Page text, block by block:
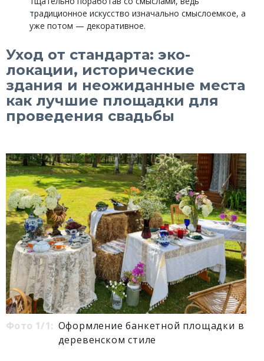
традиционное искусство изначально смыслоемкое, а
уже потом — декоративное.
Уход от стандарта: эко-
локации, исторические
здания и неожиданные места
как лучшие площадки для
проведения свадьбы
Фото 1/1: Оформление банкетной площадки в
деревенском стиле